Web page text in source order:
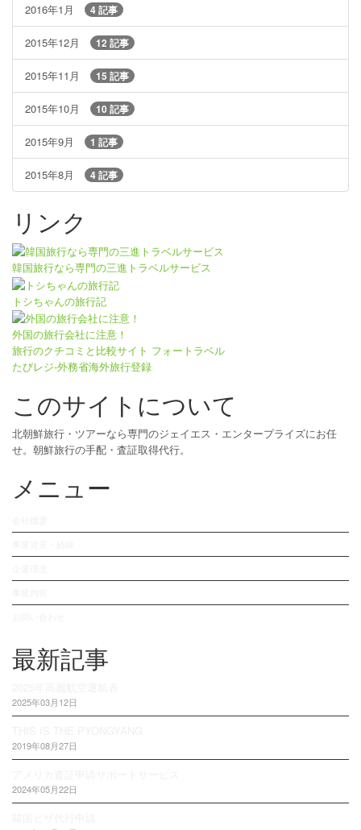
2016年1月 4 記事
2015年12月 12 記事
2015年11月 15 記事
2015年10月 10 記事
2015年9月 1 記事
2015年8月 4 記事
リンク
韓国旅行なら専門の三進トラベルサービス
トシちゃんの旅行記
外国の旅行会社に注意！
旅行のクチコミと比較サイト フォートラベル
たびレジ-外務省海外旅行登録
このサイトについて
北朝鮮旅行・ツアーなら専門のジェイエス・エンタープライズにお任
せ。朝鮮旅行の手配・査証取得代行。
メニュー
最新記事
2025年03月12日
2019年08月27日
2024年05月22日